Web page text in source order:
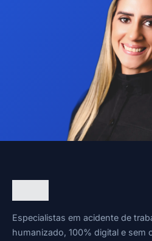
Especialistas em acidente de
humanizado, 100% digital e sem